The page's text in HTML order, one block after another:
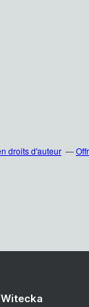
droits d'auteur